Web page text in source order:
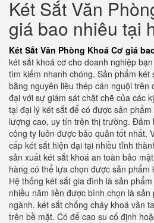
Két Sắt Văn
giá bao nhiêu tại
Két Sắt Văn Phòng Khoá Cơ giá
két sắt khoá cơ cho doanh nghiệp
tìm kiếm nhanh chóng. Sản phẩm két
bằng nguyên liệu thép cán nguội trên
đại với sự giám sát chặt chẽ của các
tại đại lý két sắt để có được sản
lượng cao, uy tín trên thị trường. Đảm
công ty luôn được bảo quản tốt nhất.
cấp két sắt hiện đại tại nhiều tỉnh
sản xuất két sắt khoá an toàn bảo
hàng có thể lựa chọn được sản
Hệ thống két sắt gia đình là sản
nhiều năm liền được bình chọn là sản
ngành. két sắt chống cháy khoá vân
trên bề mặt. Có đế cao su cố định